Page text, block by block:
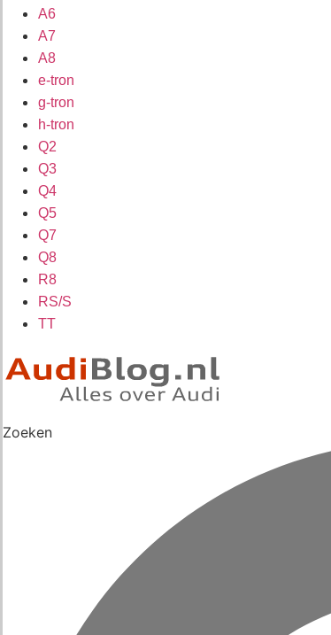
A6
A7
A8
e-tron
g-tron
h-tron
Q2
Q3
Q4
Q5
Q7
Q8
R8
RS/S
TT
Zoeken